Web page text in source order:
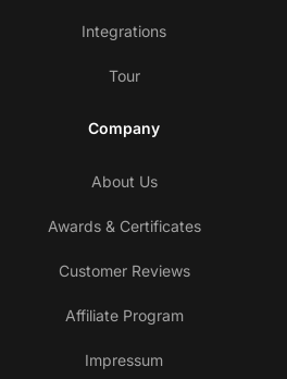
Integrations
Tour
Company
About Us
Awards & Certificates
Customer Reviews
Affiliate Program
Impressum